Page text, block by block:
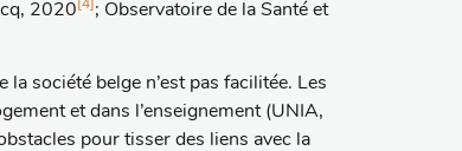
2020[4]; Observatoire de la Santé et
société belge n’est pas facilitée. Les
et dans l’enseignement (UNIA,
pour tisser des liens avec la